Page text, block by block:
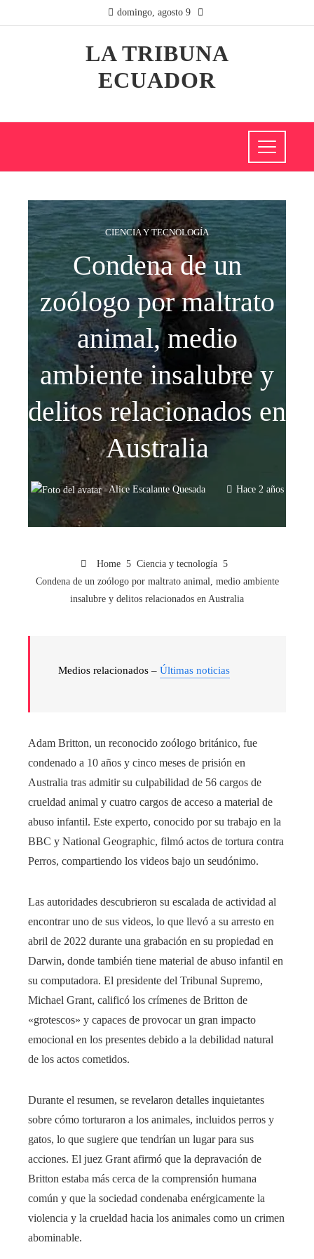
domingo, agosto 9
LA TRIBUNA
ECUADOR
CIENCIA Y TECNOLOGÍA
Condena de un
zoólogo por maltrato
animal, medio
ambiente insalubre y
delitos relacionados en
Australia
Alice Escalante Quesada Hace 2 años
Home
Ciencia y tecnología
Condena de un zoólogo por maltrato animal, medio ambiente
insalubre y delitos relacionados en Australia
Medios relacionados – Últimas noticias
Adam Britton, un reconocido zoólogo británico, fue
condenado a 10 años y cinco meses de prisión en
Australia tras admitir su culpabilidad de 56 cargos de
crueldad animal y cuatro cargos de acceso a material de
abuso infantil. Este experto, conocido por su trabajo en la
BBC y National Geographic, filmó actos de tortura contra
Perros, compartiendo los videos bajo un seudónimo.
Las autoridades descubrieron su escalada de actividad al
encontrar uno de sus videos, lo que llevó a su arresto en
abril de 2022 durante una grabación en su propiedad en
Darwin, donde también tiene material de abuso infantil en
su computadora. El presidente del Tribunal Supremo,
Michael Grant, calificó los crímenes de Britton de
«grotescos» y capaces de provocar un gran impacto
emocional en los presentes debido a la debilidad natural
de los actos cometidos.
Durante el resumen, se revelaron detalles inquietantes
sobre cómo torturaron a los animales, incluidos perros y
gatos, lo que sugiere que tendrían un lugar para sus
acciones. El juez Grant afirmó que la depravación de
Britton estaba más cerca de la comprensión humana
común y que la sociedad condenaba enérgicamente la
violencia y la crueldad hacia los animales como un crimen
abominable.